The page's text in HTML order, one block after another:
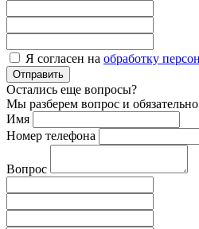
Я согласен на обработку
Отправить
Остались еще вопросы?
Мы разберем вопрос и
Имя
Номер телефона
Вопрос